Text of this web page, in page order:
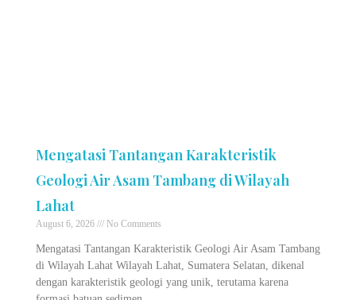
Mengatasi Tantangan Karakteristik
Geologi Air Asam Tambang di Wilayah
Lahat
August 6, 2026 No Comments
Mengatasi Tantangan Karakteristik Geologi Air Asam Tambang
di Wilayah Lahat Wilayah Lahat, Sumatera Selatan, dikenal
dengan karakteristik geologi yang unik, terutama karena